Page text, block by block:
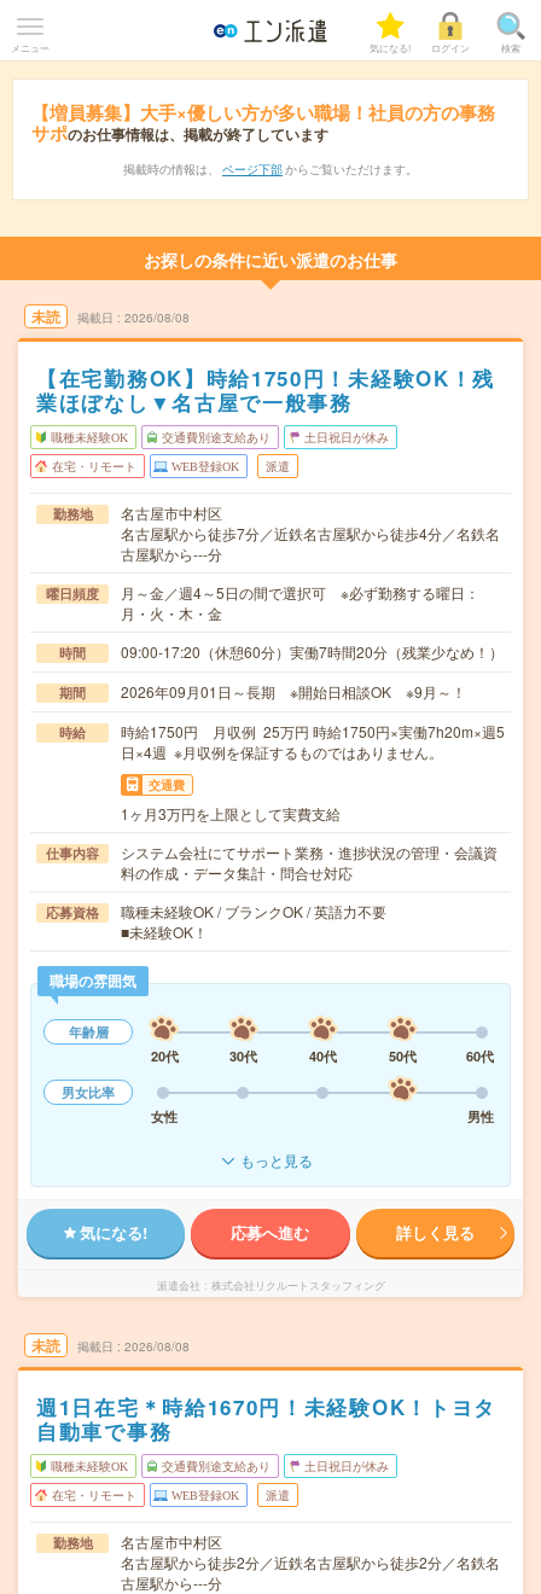
メニュー 気になる! ログイン 検索
【増員募集】大手×優しい方が多い職場！社員の方の事務
サポのお仕事情報は、掲載が終了しています
掲載時の情報は、 ページ下部 からご覧いただけます。
お探しの条件に近い派遣のお仕事
未読 掲載日 2026/08/08
【在宅勤務OK】時給1750円！未経験OK！残
業ほぼなし▼名古屋で一般事務
職種未経験OK 交通費別途支給あり 土日祝日が休み
在宅・リモート WEB登録OK 派遣
勤務地
名古屋市中村区
名古屋駅から徒歩7分／近鉄名古屋駅から徒歩4分／名鉄名
古屋駅から---分
曜日頻度
月～金／週4～5日の間で選択可 ※必ず勤務する曜日：
月・火・木・金
時間 09:00-17:20（休憩60分）実働7時間20分（残業少なめ！）
期間 2026年09月01日～長期 ※開始日相談OK ※9月～！
時給
時給1750円 月収例 25万円 時給1750円×実働7h20m×週5
日×4週 ※月収例を保証するものではありません。
交通費
1ヶ月3万円を上限として実費支給
仕事内容
システム会社にてサポート業務・進捗状況の管理・会議資
料の作成・データ集計・問合せ対応
応募資格
職種未経験OK / ブランクOK / 英語力不要
■未経験OK！
職場の雰囲気
年齢層
20代
30代 40代 50代
60代
男女比率
女性
男性
もっと見る
気になる! 応募へ進む 詳しく見る
派遣会社 株式会社リクルートスタッフィング
未読 掲載日 2026/08/08
週1日在宅＊時給1670円！未経験OK！トヨタ
自動車で事務
職種未経験OK 交通費別途支給あり 土日祝日が休み
在宅・リモート WEB登録OK 派遣
勤務地
名古屋市中村区
名古屋駅から徒歩2分／近鉄名古屋駅から徒歩2分／名鉄名
古屋駅から---分